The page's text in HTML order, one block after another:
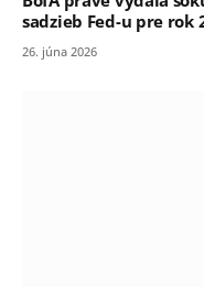
sadzieb Fed-u pre rok
26. júna 2026